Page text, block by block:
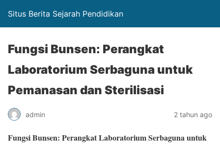
Situs Berita Sejarah Pendidikan
Fungsi Bunsen: Perangkat
Laboratorium Serbaguna untuk
Pemanasan dan Sterilisasi
admin 2 tahun ago
Fungsi Bunsen: Perangkat Laboratorium Serbaguna untuk